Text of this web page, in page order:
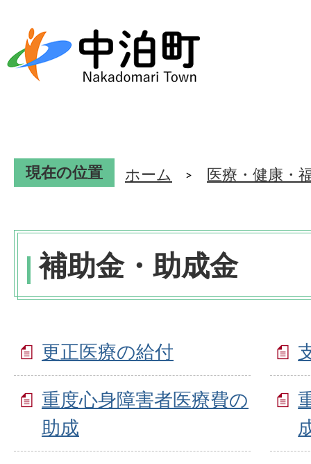
現在の位置 ホーム 医療・健康・
補助金・助成金
更正医療の給付
重度心身障害者医療費の
助成